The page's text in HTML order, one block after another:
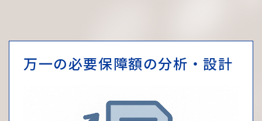
万一の必要保障額の分析・設計